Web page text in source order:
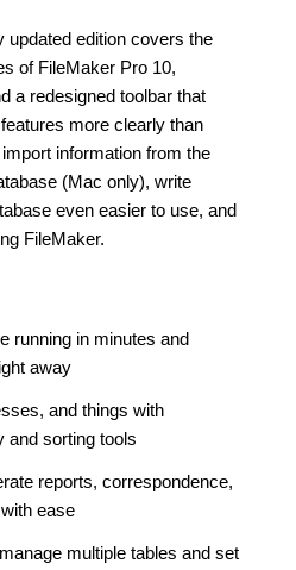
updated edition covers the
of FileMaker Pro 10,
a redesigned toolbar that
more clearly than
information from the
(Mac only), write
even easier to use, and
FileMaker.
running in minutes and
away
and things with
and sorting tools
reports, correspondence,
ease
multiple tables and set